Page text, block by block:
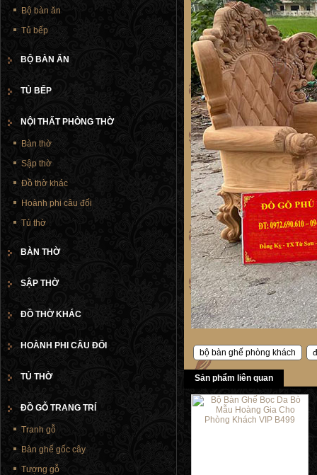
bộ bàn ghế phòng khách
Sản phẩm liên quan
Bộ bàn ăn
Tủ bếp
BỘ BÀN ĂN
TỦ BẾP
NỘI THẤT PHÒNG THỜ
Bàn thờ
Sập thờ
Đồ thờ khác
Hoành phi câu đối
Tủ thờ
BÀN THỜ
SẬP THỜ
ĐỒ THỜ KHÁC
HOÀNH PHI CÂU ĐỐI
TỦ THỜ
ĐỒ GỖ TRANG TRÍ
Tranh gỗ
Bàn ghế gốc cây
Tượng gỗ